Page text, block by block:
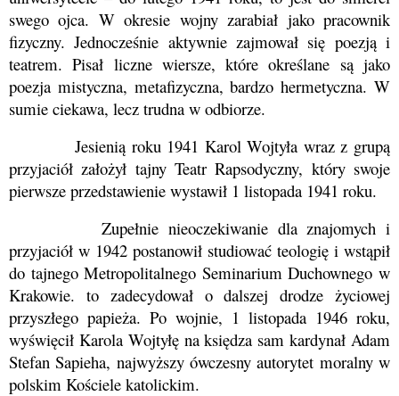
swego ojca. W okresie wojny zarabiał jako pracownik
fizyczny. Jednocześnie aktywnie zajmował się poezją i
teatrem. Pisał liczne wiersze, które określane są jako
poezja mistyczna, metafizyczna, bardzo hermetyczna. W
sumie ciekawa, lecz trudna w odbiorze.
Jesienią roku 1941 Karol Wojtyła wraz z grupą
przyjaciół założył tajny Teatr Rapsodyczny, który swoje
pierwsze przedstawienie wystawił 1 listopada 1941 roku.
Zupełnie nieoczekiwanie dla znajomych i
przyjaciół w 1942 postanowił studiować teologię i wstąpił
do tajnegoMetropolitalnego Seminarium Duchownego w
Krakowie. to zadecydował o dalszej drodze życiowej
przyszłego papieża. Po wojnie, 1 listopada 1946 roku,
wyświęcił Karola Wojtyłę na księdza sam kardynał Adam
Stefan Sapieha, najwyższy ówczesny autorytet moralny w
polskim Kościele katolickim.